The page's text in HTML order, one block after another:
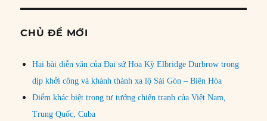
CHỦ ĐỀ MỚI
Hai bài diễn văn của Đại sứ Hoa Kỳ Elbridge Durbrow trong
dịp khởi công và khánh thành xa lộ Sài Gòn – Biên Hòa
Điểm khác biệt trong tư tưởng chiến tranh của Việt Nam,
Trung Quốc, Cuba